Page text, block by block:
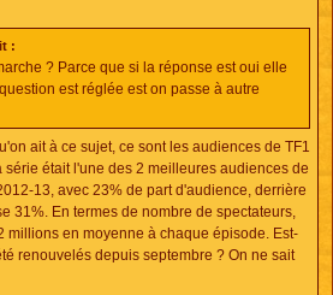
:
? Parce que si la réponse est oui elle
est réglée est on passe à autre
ait à ce sujet, ce sont les audiences de TF1
série était l'une des 2 meilleures audiences de
13, avec 23% de part d'audience, derrière
31%. En termes de nombre de spectateurs,
millions en moyenne à chaque épisode. Est-
renouvelés depuis septembre ? On ne sait